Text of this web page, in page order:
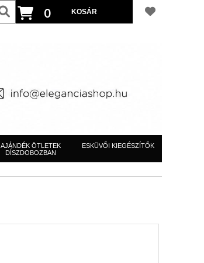
0
AJÁNDÉK ÖTLETEK
DÍSZDOBOZBAN
ESKÜVŐI KIEGÉSZÍTŐK